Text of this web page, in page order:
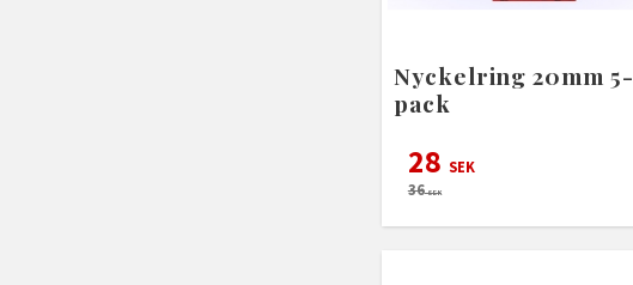
Nyckelring 20mm 5-
pack
28 SEK
36SEK